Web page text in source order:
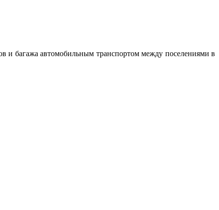
и багажа автомобильным транспортом между поселениями в